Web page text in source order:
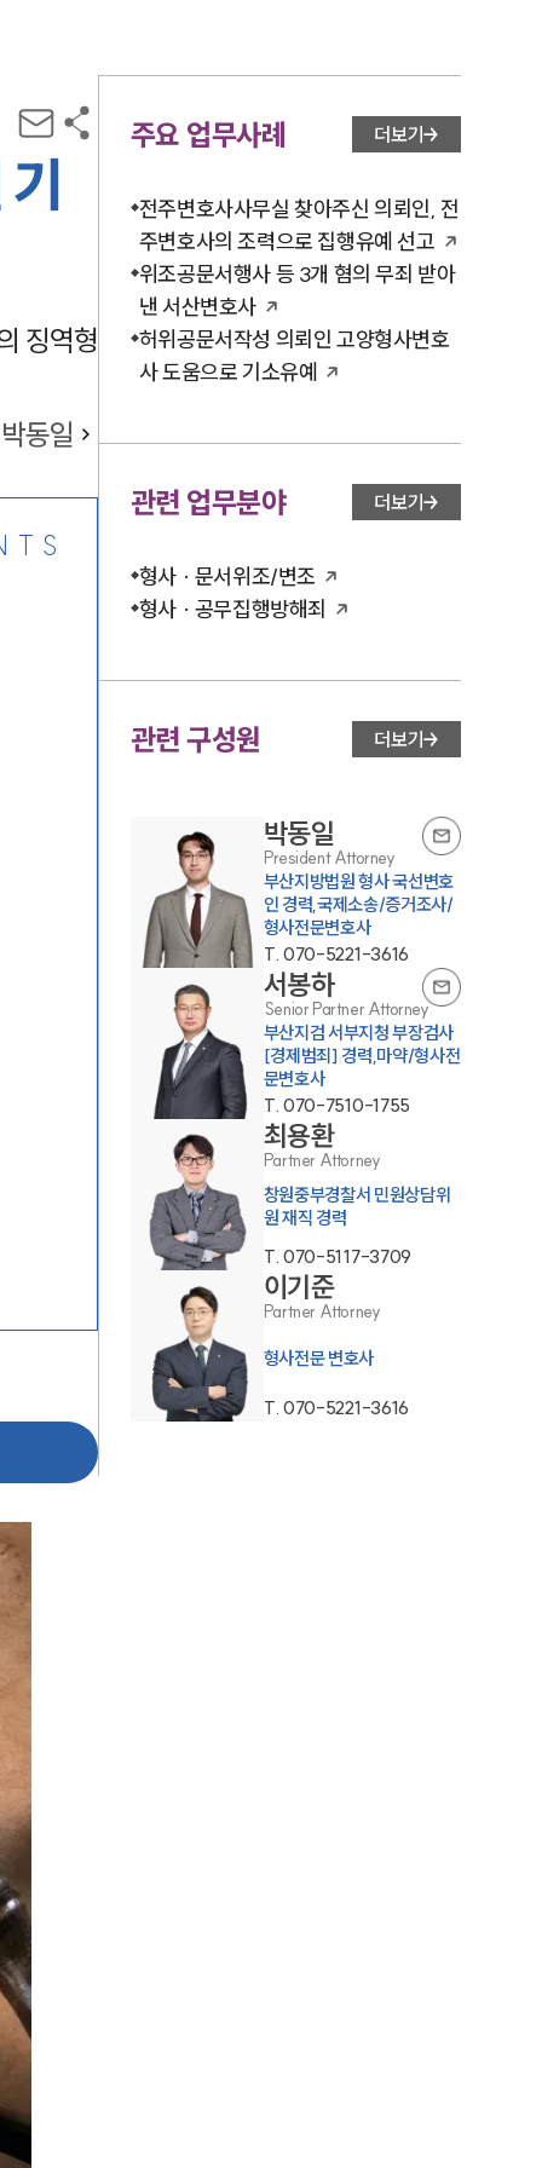
그룹소개
그룹소개
대륜의 강점
징역형
박동일
주요 업무사례 더보기
전주변호사사무실 찾아주신 의뢰인, 전
주변호사의 조력으로 집행유예 선고
위조공문서행사 등 3개 혐의 무죄 받아
낸 서산변호사
허위공문서작성 의뢰인 고양형사변호
사 도움으로 기소유예
관련 업무분야 더보기
형사 · 문서위조/변조
형사 · 공무집행방해죄
관련 구성원 더보기
박동일
President Attorney
부산지방법원 형사 국선변호
인 경력,국제소송/증거조사/
형사전문변호사
T. 070-5221-3616
서봉하
Senior Partner Attorney
부산지검 서부지청 부장검사
[경제범죄] 경력,마약/형사전
문변호사
T. 070-7510-1755
최용환
Partner Attorney
창원중부경찰서 민원상담위
원 재직 경력
T. 070-5117-3709
이기준
Partner Attorney
형사전문 변호사
T. 070-5221-3616